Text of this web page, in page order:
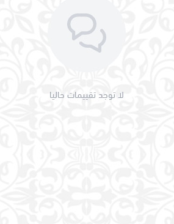
لا توجد تقييمات حاليا